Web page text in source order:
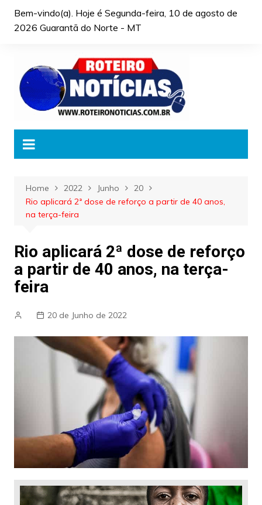
Bem-vindo(a). Hoje é Segunda-feira, 10 de agosto de
2026 Guarantã do Norte - MT
Home 2022 Junho
20
Rio aplicará 2ª dose de reforço a partir de 40 anos,
na terça-feira
Rio aplicará 2ª dose de reforço
a partir de 40 anos, na terça-
feira
20 de Junho de 2022